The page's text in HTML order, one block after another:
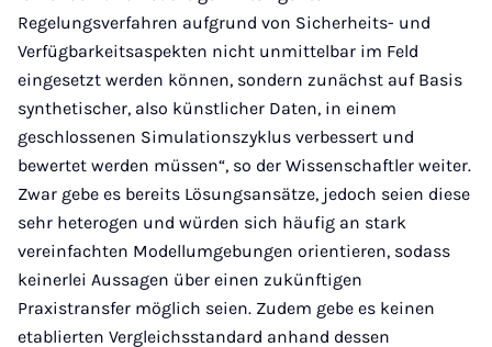
Regelungsverfahren aufgrund von Sicherheits- und
Verfügbarkeitsaspekten nicht unmittelbar im Feld
eingesetzt werden können, sondern zunächst auf Basis
synthetischer, also künstlicher Daten, in einem
geschlossenen Simulationszyklus verbessert und
bewertet werden müssen“, so der Wissenschaftler weiter.
Zwar gebe es bereits Lösungsansätze, jedoch seien diese
sehr heterogen und würden sich häufig an stark
vereinfachten Modellumgebungen orientieren, sodass
keinerlei Aussagen über einen zukünftigen
Praxistransfer möglich seien. Zudem gebe es keinen
etablierten Vergleichsstandard anhand dessen